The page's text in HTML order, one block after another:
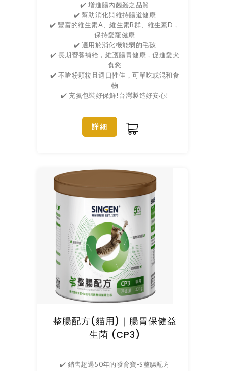
✔️ 增進腸內菌叢之品質
✔️ 幫助消化與維持腸道健康
✔️ 豐富的維生素A、維生素B群、維生素D，
保持愛寵健康
✔️ 適用於消化機能弱的毛孩
✔️ 長期營養補給，維護腸胃健康，促進愛犬
食慾
✔️ 不嗆粉顆粒且適口性佳，可單吃或混和食
物
✔️ 充氮包裝好保鮮!台灣製造好安心!
詳細
整腸配方(貓用)｜腸胃保健益
生菌 (CP3)
✔️ 銷售超過50年的發育寶-S整腸配方